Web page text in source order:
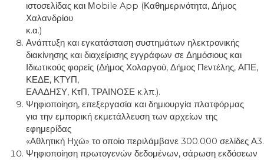
ιστοσελίδας και Μobile App (Καθημερινότητα, Δήμος
Χαλανδρίου
κ.α.)
Ανάπτυξη και εγκατάσταση συστημάτων ηλεκτρονικής
διακίνησης και διαχείρισης εγγράφων σε Δημόσιους και
Ιδιωτικούς φορείς (Δήμος Χολαργού, Δήμος Πεντέλης, ΑΠΕ,
ΚΕΔΕ, ΚΤΥΠ,
ΕΑΑΔΗΣΥ, ΚτΠ, ΤΡΑΙΝΟΣΕ κ.λπ.).
Ψηφιοποίηση, επεξεργασία και δημιουργία πλατφόρμας
για την εμπορική εκμετάλλευση των αρχείων της
εφημερίδας
«Αθλητική Ηχώ» το οποίο περιλάμβανε 300.000 σελίδες Α3.
Ψηφιοποίηση πρωτογενών δεδομένων, σάρωση εκδόσεων